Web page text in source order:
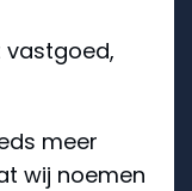
vastgoed,
meer
wij noemen